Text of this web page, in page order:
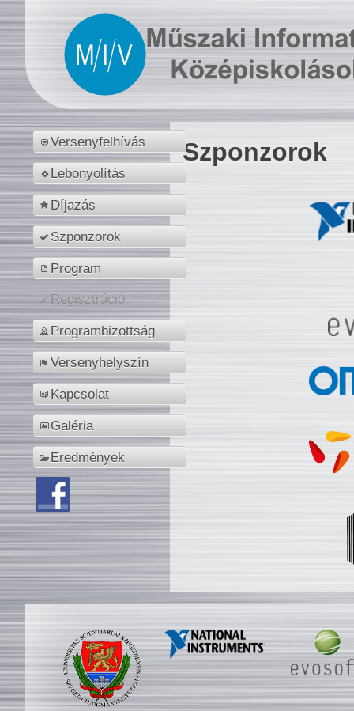
Versenyfelhívás
Lebonyolítás
Díjazás
Szponzorok
Program
Regisztráció
Programbizottság
Versenyhelyszín
Kapcsolat
Galéria
Eredmények
Szponzorok